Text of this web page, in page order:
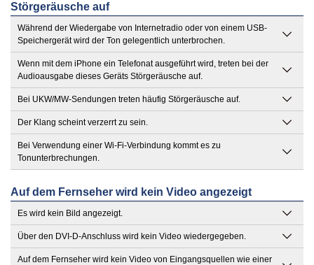
Störgeräusche auf
Während der Wiedergabe von Internetradio oder von einem USB-
Speichergerät wird der Ton gelegentlich unterbrochen.
Wenn mit dem iPhone ein Telefonat ausgeführt wird, treten bei der
Audioausgabe dieses Geräts Störgeräusche auf.
Bei UKW/MW-Sendungen treten häufig Störgeräusche auf.
Der Klang scheint verzerrt zu sein.
Bei Verwendung einer Wi-Fi-Verbindung kommt es zu
Tonunterbrechungen.
Auf dem Fernseher wird kein Video angezeigt
Es wird kein Bild angezeigt.
Über den DVI-D-Anschluss wird kein Video wiedergegeben.
Auf dem Fernseher wird kein Video von Eingangsquellen wie einer